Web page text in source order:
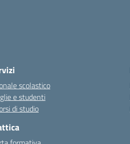
scolastico
e studenti
di studio